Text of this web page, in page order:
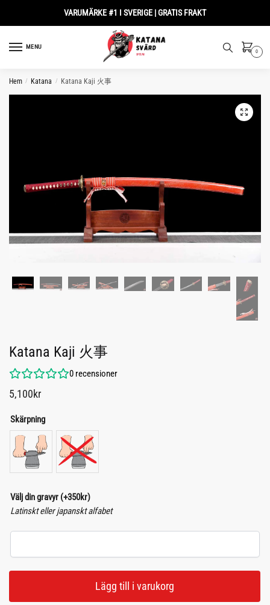
VARUMÄRKE #1 I SVERIGE | GRATIS FRAKT
MENU
0
Hem / Katana / Katana Kaji 火事
Katana Kaji 火事
0 recensioner
5,100kr
Skärpning
Välj din gravyr (+350kr)
Latinskt eller japanskt alfabet
Lägg till i varukorg